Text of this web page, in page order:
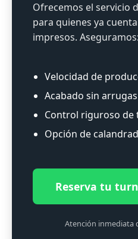
Ofrecemos el servicio
para quienes ya
impresos. Aseguramos:
Velocidad de
Acabado sin
Control riguroso de
Opción de
Reserva tu
Atención inmediata